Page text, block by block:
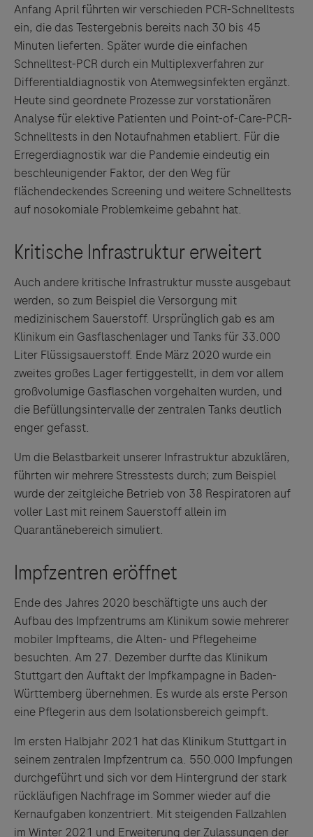
Anfang April führten wir verschieden PCR-Schnelltests
ein, die das Testergebnis bereits nach 30 bis 45
Minuten lieferten. Später wurde die einfachen
Schnelltest-PCR durch ein Multiplexverfahren zur
Differentialdiagnostik von Atemwegsinfekten ergänzt.
Heute sind geordnete Prozesse zur vorstationären
Analyse für elektive Patienten und Point-of-Care-PCR-
Schnelltests in den Notaufnahmen etabliert. Für die
Erregerdiagnostik war die Pandemie eindeutig ein
beschleunigender Faktor, der den Weg für
flächendeckendes Screening und weitere Schnelltests
auf nosokomiale Problemkeime gebahnt hat.
Auch andere kritische Infrastruktur musste ausgebaut
werden, so zum Beispiel die Versorgung mit
medizinischem Sauerstoff. Ursprünglich gab es am
Klinikum ein Gasflaschenlager und Tanks für 33.000
Liter Flüssigsauerstoff. Ende März 2020 wurde ein
zweites großes Lager fertiggestellt, in dem vor allem
großvolumige Gasflaschen vorgehalten wurden, und
die Befüllungsintervalle der zentralen Tanks deutlich
enger gefasst.
Um die Belastbarkeit unserer Infrastruktur abzuklären,
führten wir mehrere Stresstests durch; zum Beispiel
wurde der zeitgleiche Betrieb von 38 Respiratoren auf
voller Last mit reinem Sauerstoff allein im
Quarantänebereich simuliert.
Ende des Jahres 2020 beschäftigte uns auch der
Aufbau des Impfzentrums am Klinikum sowie mehrerer
mobiler Impfteams, die Alten- und Pflegeheime
besuchten. Am 27. Dezember durfte das Klinikum
Stuttgart den Auftakt der Impfkampagne in Baden-
Württemberg übernehmen. Es wurde als erste Person
eine Pflegerin aus dem Isolationsbereich geimpft.
Im ersten Halbjahr 2021 hat das Klinikum Stuttgart in
seinem zentralen Impfzentrum ca. 550.000 Impfungen
durchgeführt und sich vor dem Hintergrund der stark
rückläufigen Nachfrage im Sommer wieder auf die
Kernaufgaben konzentriert. Mit steigenden Fallzahlen
im Winter 2021 und Erweiterung der Zulassungen der
Links zu Websites Dritter werden im Sinne des
Servicegedankens angeboten. Der Herausgeber äußert
keine Meinung über den Inhalt von Websites Dritter und
lehnt ausdrücklich jegliche Verantwortung für
Drittinformationen und deren Verwendung ab.